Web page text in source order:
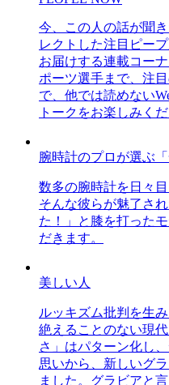
今、この人の話が聞
レクトした注目ピー
お届けする連載コー
ポーツ選手まで、注
で、他では読めない
トークをお楽しみくだ
腕時計のプロが選ぶ
数多の腕時計を日々
そんな彼らが魅了さ
た！」と膝を打った
だきます。
美しい人
ルッキズム批判を生
絶えることのない現
さ」はパターン化し
思いから、新しいグ
ました。グラビアと